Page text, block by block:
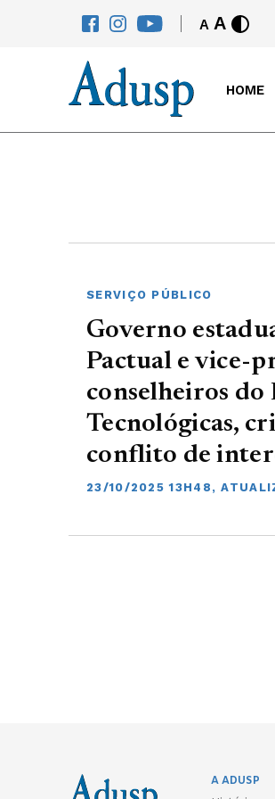
A A
HOME
SERVIÇO PÚBLICO
Governo
Pactual e vice-
conselheiros do
Tecnológicas,
conflito de
23/10/2025 13H48,
A ADUSP